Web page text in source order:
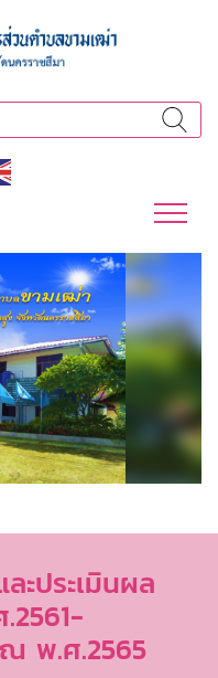
ะประเมินผล
ณ พ.ศ.2565